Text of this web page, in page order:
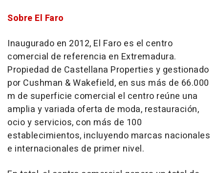
Sobre El Faro
Inaugurado en 2012, El Faro es el centro
comercial de referencia en Extremadura.
Propiedad de Castellana Properties y gestionado
por Cushman & Wakefield, en sus más de 66.000
m de superficie comercial el centro reúne una
amplia y variada oferta de moda, restauración,
ocio y servicios, con más de 100
establecimientos, incluyendo marcas nacionales
e internacionales de primer nivel.